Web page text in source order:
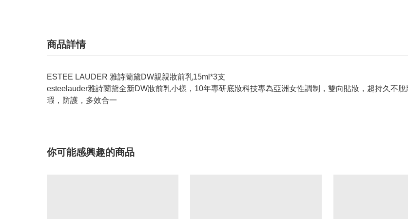
商品詳情
ESTEE LAUDER 雅詩蘭黛DW親親妝前乳15ml*3支
esteelauder雅詩蘭黛全新DW妝前乳小樣，10年專研底妝科技專為亞洲女性調制，雙向貼妝，超持久不
瑕，防護，多效合一
你可能感興趣的商品